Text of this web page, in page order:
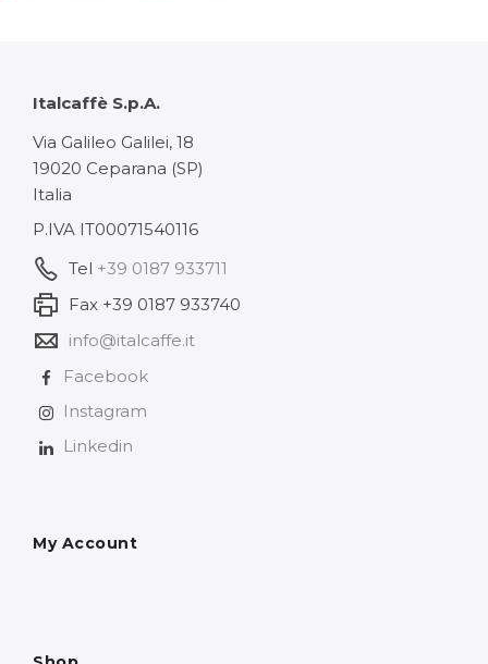
Italcaffè S.p.A.
Via Galileo Galilei, 18
19020 Ceparana (SP)
Italia
P.IVA IT00071540116
Tel +39 0187 933711
Fax +39 0187 933740
info@italcaffe.it
Facebook
Instagram
Linkedin
My Account